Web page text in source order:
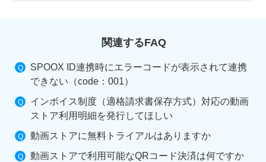
関連するFAQ
SPOOX ID連携時にエラーコードが表示されて連携
できない（code：001）
インボイス制度（適格請求書保存方式）対応の動画
ストア利用明細を発行してほしい
動画ストアに無料トライアルはありますか
動画ストアで利用可能なQRコード決済は何ですか